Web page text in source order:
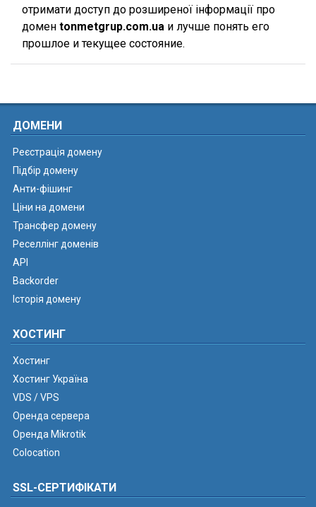
отримати доступ до розширеної інформації про
домен tonmetgrup.com.ua и лучше понять его
прошлое и текущее состояние.
ДОМЕНИ
Реєстрація домену
Підбір домену
Анти-фішинг
Ціни на домени
Трансфер домену
Реселлінг доменів
API
Backorder
Історія домену
ХОСТИНГ
Хостинг
Хостинг Україна
VDS / VPS
Оренда сервера
Оренда Mikrotik
Colocation
SSL-СЕРТИФІКАТИ